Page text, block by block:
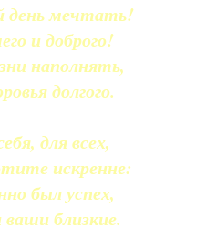
мечтать!
и доброго!
наполнять,
долгого.
для всех,
искренне:
был успех,
близкие.